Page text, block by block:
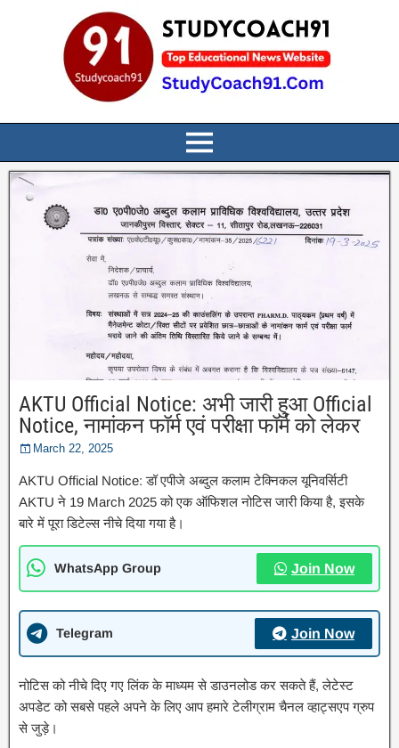
AKTU Official Notice: अभी जारी हुआ Official
Notice, नामांकन फॉर्म एवं परीक्षा फॉर्म को लेकर
March 22, 2025
AKTU Official Notice: डॉ एपीजे अब्दुल कलाम टेक्निकल यूनिवर्सिटी
AKTU ने 19 March 2025 को एक ऑफिशल नोटिस जारी किया है, इसके
बारे में पूरा डिटेल्स नीचे दिया गया है।
WhatsApp Group Join Now
Telegram Join Now
नोटिस को नीचे दिए गए लिंक के माध्यम से डाउनलोड कर सकते हैं, लेटेस्ट
अपडेट को सबसे पहले अपने के लिए आप हमारे टेलीग्राम चैनल व्हाट्सएप ग्रुप
से जुड़े।